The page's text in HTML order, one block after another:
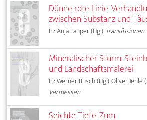
Dünne rote Linie.
zwischen Substanz und
In: Anja Lauper (Hg.),Transfusionen
Mineralischer Sturm.
und Landschaftsmalerei
In: Werner Busch (Hg.), Oliver Jehle
Vermessen
Seichte Tiefe. Zum